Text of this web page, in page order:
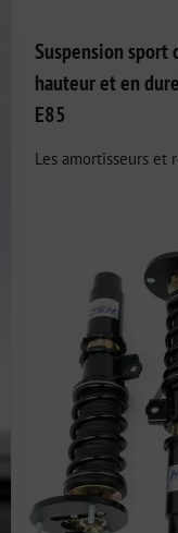
Suspension sport
hauteur et en
E85
Les amortisseurs et